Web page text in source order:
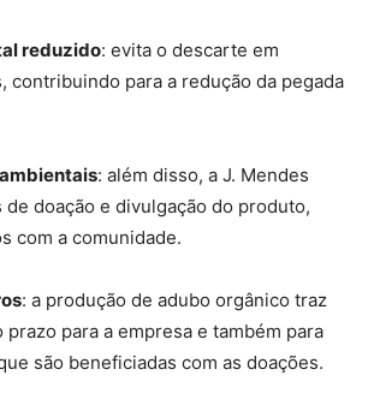
reduzido: evita o descarte em
contribuindo para a redução da pegada
: além disso, a J. Mendes
doação e divulgação do produto,
com a comunidade.
: a produção de adubo orgânico traz
prazo para a empresa e também para
são beneficiadas com as doações.